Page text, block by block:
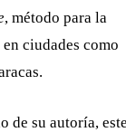
, método para la
ciudades como
de su autoría,